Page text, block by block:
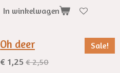
In winkelwagen
Sale!
Oh deer
€ 1,25 € 2,50